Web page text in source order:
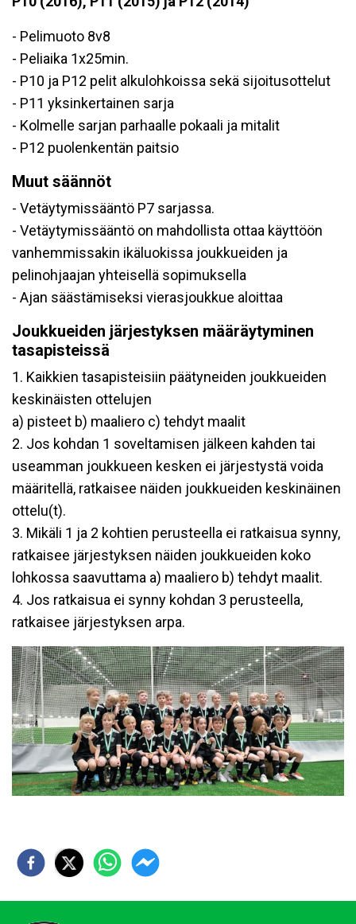
- Pelimuoto 8v8
- Peliaika 1x25min.
- P10 ja P12 pelit alkulohkoissa sekä sijoitusottelut
- P11 yksinkertainen sarja
- Kolmelle sarjan parhaalle pokaali ja mitalit
- P12 puolenkentän paitsio
Muut säännöt
- Vetäytymissääntö P7 sarjassa.
- Vetäytymissääntö on mahdollista ottaa käyttöön
vanhemmissakin ikäluokissa joukkueiden ja
pelinohjaajan yhteisellä sopimuksella
- Ajan säästämiseksi vierasjoukkue aloittaa
Joukkueiden järjestyksen määräytyminen
tasapisteissä
1. Kaikkien tasapisteisiin päätyneiden joukkueiden
keskinäisten ottelujen
a) pisteet b) maaliero c) tehdyt maalit
2. Jos kohdan 1 soveltamisen jälkeen kahden tai
useamman joukkueen kesken ei järjestystä voida
määritellä, ratkaisee näiden joukkueiden keskinäinen
ottelu(t).
3. Mikäli 1 ja 2 kohtien perusteella ei ratkaisua synny,
ratkaisee järjestyksen näiden joukkueiden koko
lohkossa saavuttama a) maaliero b) tehdyt maalit.
4. Jos ratkaisua ei synny kohdan 3 perusteella,
ratkaisee järjestyksen arpa.